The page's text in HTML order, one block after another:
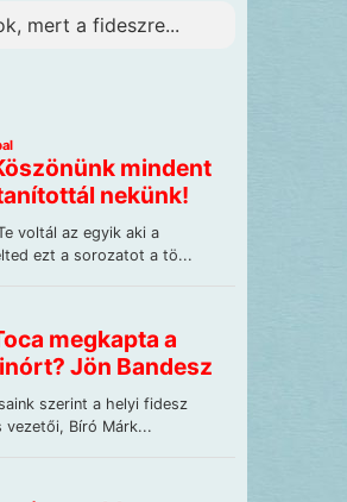
mert a fideszre...